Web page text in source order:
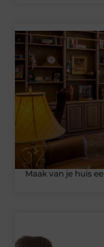
Maak van je huis